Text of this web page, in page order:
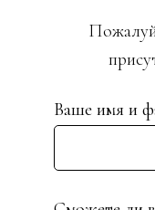
Ваше имя и